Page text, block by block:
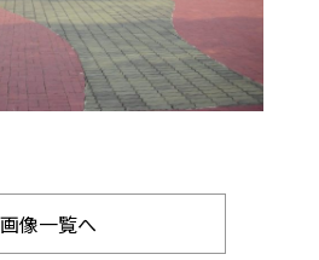
画像一覧へ